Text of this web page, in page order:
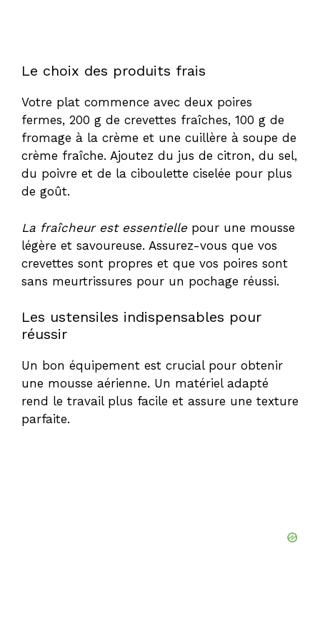
Le choix des produits frais
Votre plat commence avec deux poires
fermes, 200 g de crevettes fraîches, 100 g de
fromage à la crème et une cuillère à soupe de
crème fraîche. Ajoutez du jus de citron, du sel,
du poivre et de la ciboulette ciselée pour plus
de goût.
La fraîcheur est essentiellepour une mousse
légère et savoureuse. Assurez-vous que vos
crevettes sont propres et que vos poires sont
sans meurtrissures pour un pochage réussi.
Les ustensiles indispensables pour
réussir
Un bon équipement est crucial pour obtenir
une mousse aérienne. Un matériel adapté
rend le travail plus facile et assure une texture
parfaite.